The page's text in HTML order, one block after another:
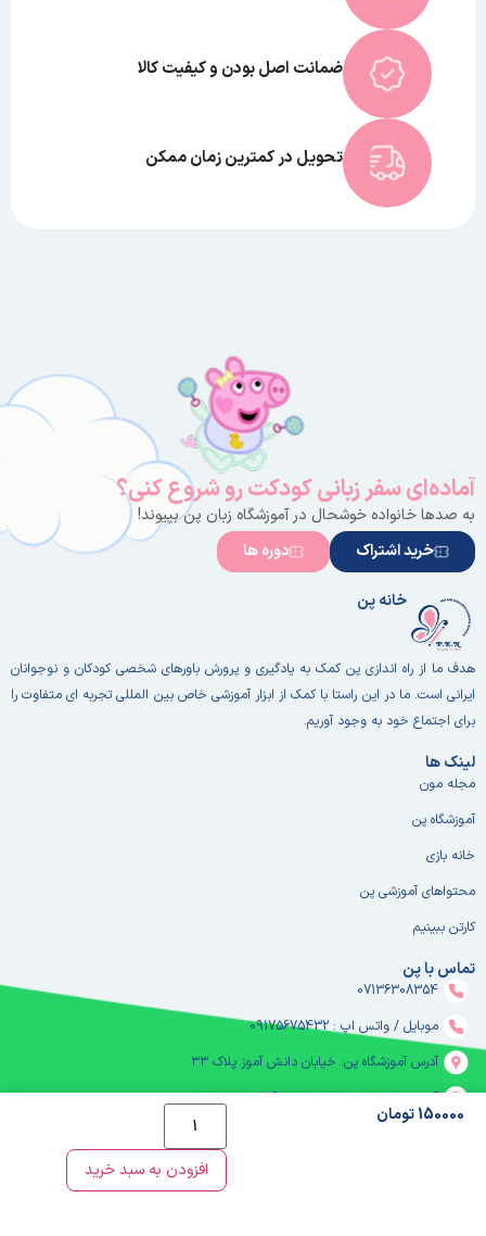
ضمانت اصل بودن و کیفیت کالا
تحویل در کمترین زمان ممکن
150000 تومان
افزودن به سبد خرید
آماده‌ای سفر زبانی کودکت رو شروع کنی؟
به صدها خانواده خوشحال در آموزشگاه زبان پن بپیوند!
خرید اشتراک
دوره ها
خانه پن
هدف ما از راه اندازی پن کمک به یادگیری و پرورش باورهای شخصی کودکان و نوجوانان
ایرانی است. ما در این راستا با کمک از ابزار آموزشی خاص بین المللی تجربه ای متفاوت را
برای اجتماع خود به وجود آوریم.
لینک ها
مجله مون
آموزشگاه پن
خانه بازی
محتواهای آموزشی پن
کارتن ببینیم
تماس با پن
07136308354
موبایل / واتس اپ : 09175675432
آدرس آموزشگاه پن: خیابان دانش آموز پلاک ۳۳
آدرس خانه بازی: خیابان دانش آموز - خانه بازی پن